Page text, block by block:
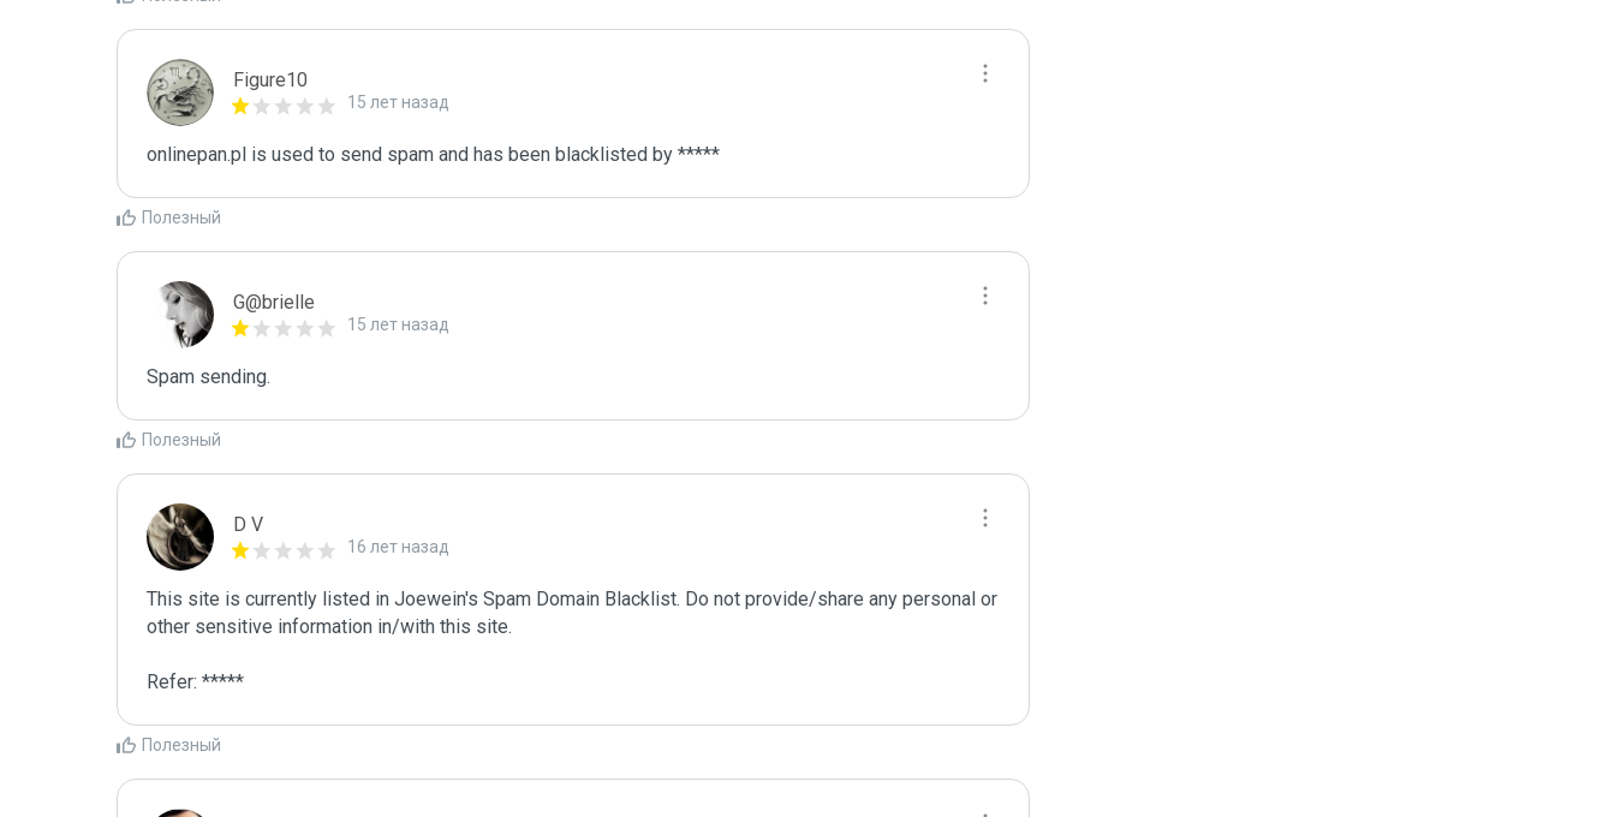
Figure10
15 лет назад
onlinepan.pl is used to send spam and has been blacklisted by *****
Полезный
G@brielle
15 лет назад
Spam sending.
Полезный
D V
16 лет назад
This site is currently listed in Joewein's Spam Domain Blacklist. Do not provide/share any personal or
other sensitive information in/with this site.
Refer: *****
Полезный